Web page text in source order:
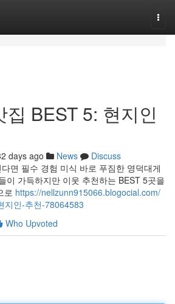
집 BEST 5: 현지인
days ago News
Discuss
면 필수 경험 미식 바로 푸짐한 영덕대게
이 가득하지만 이웃 추천하는 BEST 5곳을
로 https://nellzunn915066.blogocial.com/
지인-추천-78064583
Who Upvoted